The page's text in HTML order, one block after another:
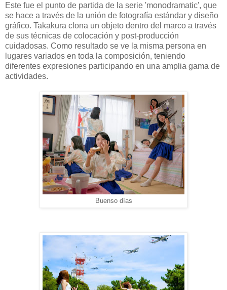
Este fue el punto de partida de la serie 'monodramatic', que
se hace a través de la unión de fotografía estándar y diseño
gráfico. Takakura clona un objeto dentro del marco a través
de sus técnicas de colocación y post-producción
cuidadosas. Como resultado se ve la misma persona en
lugares variados en toda la composición, teniendo
diferentes expresiones participando en una amplia gama de
actividades.
Buenso días